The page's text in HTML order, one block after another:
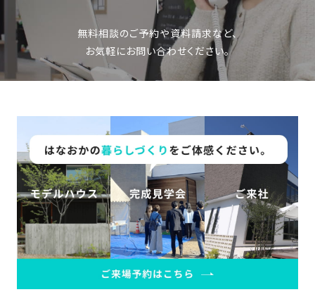
無料相談のご予約や資料請求など、
お気軽にお問い合わせください。